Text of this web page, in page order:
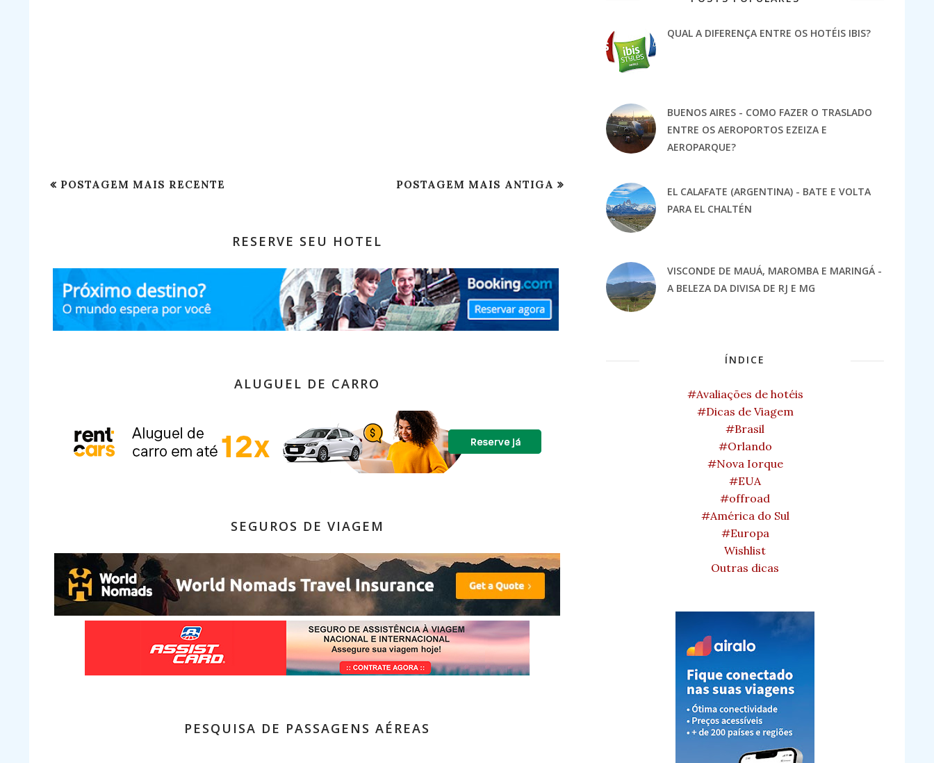
POSTAGEM MAIS RECENTE POSTAGEM MAIS ANTIGA
RESERVE SEU HOTEL
ALUGUEL DE CARRO
SEGUROS DE VIAGEM
PESQUISA DE PASSAGENS AÉREAS
QUAL A DIFERENÇA ENTRE OS HOTÉIS IBIS?
BUENOS AIRES - COMO FAZER O TRASLADO
ENTRE OS AEROPORTOS EZEIZA E
AEROPARQUE?
EL CALAFATE (ARGENTINA) - BATE E VOLTA
PARA EL CHALTÉN
VISCONDE DE MAUÁ, MAROMBA E MARINGÁ -
A BELEZA DA DIVISA DE RJ E MG
ÍNDICE
#Avaliações de hotéis
#Dicas de Viagem
#Brasil
#Orlando
#Nova Iorque
#EUA
#offroad
#América do Sul
#Europa
Wishlist
Outras dicas